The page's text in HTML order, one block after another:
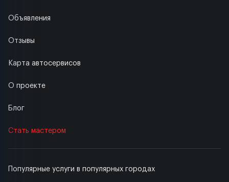
Популярные услуги в популярных городах
Объявления
Отзывы
Карта автосервисов
О проекте
Блог
Стать мастером